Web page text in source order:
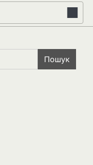
Пошук